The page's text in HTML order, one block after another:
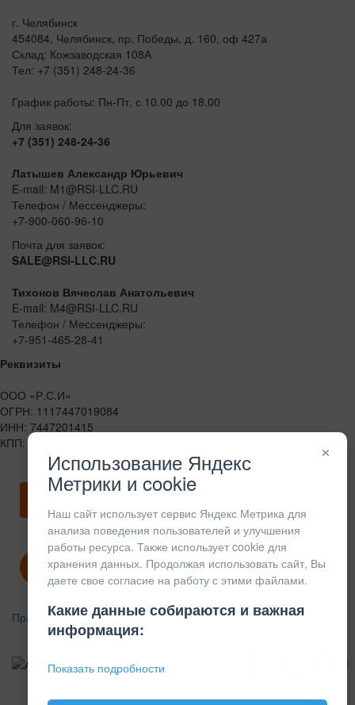
г. Челябинск
454084, Челябинск, пр. Победы, д. 160, оф 427а
Склад: Кожзаводская 108А
Тел: +7 (351) 248-24-36
График работы: Пн-Пт, с 10.00 до 18.00
Для заявок:
+7 (351) 248-24-36
Латышев Александр Юрьевич
E-mail: M1@RSI-LLC.RU
Телефон / Мессенджеры:
+7-900-060-96-10
Почта для заявок:
SALE@RSI-LLC.RU
Тихонов Вячеслав Анатольевич
E-mail: M4@RSI-LLC.RU
Телефон / Мессенджеры:
+7-951-465-28-41
Реквизиты
ООО «Р.С.И»
ОГРН: 1117447019084
ИНН: 7447201415
КПП: 744701001
Скачать карточку предприятия
Политика конфиденциальности
Правила возврата
КОНСТРУКЦИОННЫЙ
×
Использование Яндекс
Метрики и cookie
Наш сайт использует сервис Яндекс Метрика для
анализа поведения пользователей и улучшения
работы ресурса. Также использует cookie для
хранения данных. Продолжая использовать сайт, Вы
даете свое согласие на работу с этими файлами.
Какие данные собираются и важная
информация:
Показать подробности